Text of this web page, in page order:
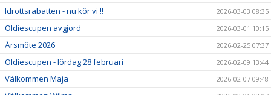
Idrottsrabatten - nu kör vi !! 2026-03-03 08:35
Oldiescupen avgjord 2026-03-01 10:15
Årsmöte 2026 2026-02-25 07:37
Oldiescupen - lördag 28 februari 2026-02-09 13:44
Välkommen Maja 2026-02-07 09:48